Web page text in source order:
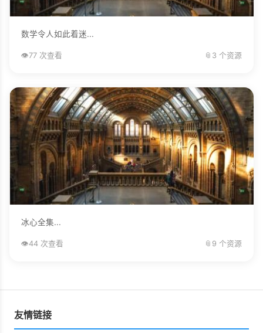
数学令人如此着迷...
👁️77 次查看 📎 3 个资源
冰心全集...
👁️44 次查看 📎 9 个资源
友情链接